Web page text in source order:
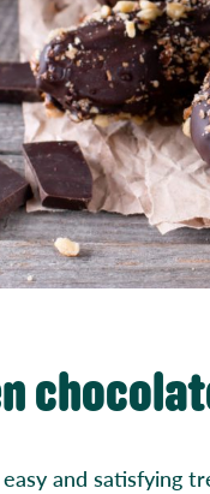
and satisfying